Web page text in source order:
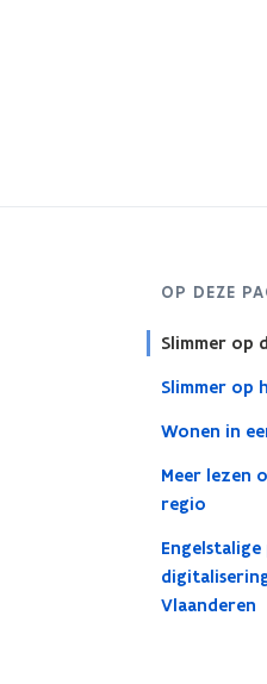
OP DEZE
Slimmer op
Slimmer op
Wonen in
Meer lezen
regio
Vlaanderen